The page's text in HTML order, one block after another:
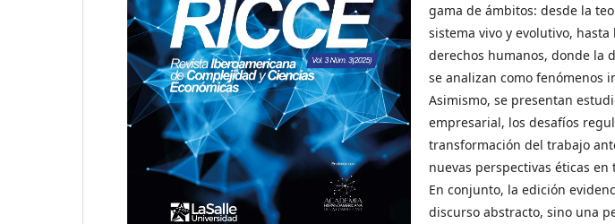
gama de ámbitos: desde la
sistema vivo y evolutivo,
derechos humanos, donde la
se analizan como fenómenos
Asimismo, se presentan
empresarial, los desafíos
transformación del trabajo
nuevas perspectivas éticas
En conjunto, la edición
discurso abstracto, sino una